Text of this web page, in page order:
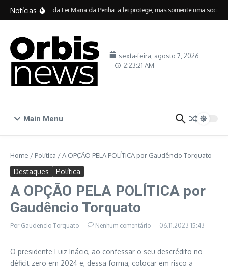
Ir para o conteúdo
Notícias
Vinte anos da Lei Maria da Penha: a lei protege, mas somente uma
sexta-feira, agosto 7, 2026
2:23:21 AM
Main Menu
Home / Política /A OPÇÃO PELA POLÍTICA por Gaudêncio Torquato
Destaques Política
A OPÇÃO PELA POLÍTICA por
Gaudêncio Torquato
Por Gaudencio Torquato Nenhum comentário 06.11.2023 15:43
O presidente Luiz Inácio, ao confessar o seu descrédito no
déficit zero em 2024 e, dessa forma, colocar em risco a